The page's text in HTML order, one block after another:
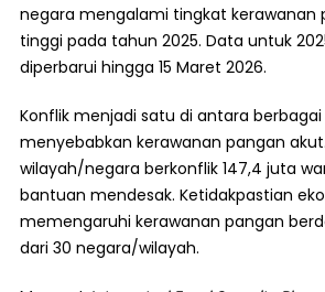
negara mengalami tingkat kerawanan
tinggi pada tahun 2025. Data untuk
diperbarui hingga 15 Maret 2026.
Konflik menjadi satu di antara
menyebabkan kerawanan pangan akut.
wilayah/negara berkonflik 147,4 juta
bantuan mendesak. Ketidakpastian
memengaruhi kerawanan pangan
dari 30 negara/wilayah.